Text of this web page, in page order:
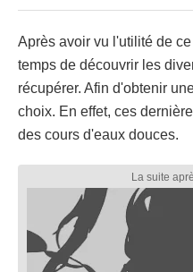
Après avoir vu l'utilité de
temps de découvrir les
récupérer. Afin d'obtenir
choix. En effet, ces
des cours d'eaux douces.